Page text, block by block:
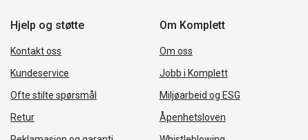
Hjelp og støtte
Kontakt oss
Kundeservice
Ofte stilte spørsmål
Retur
Om Komplett
Om oss
Jobb i Komplett
Miljøarbeid og ESG
Åpenhetsloven